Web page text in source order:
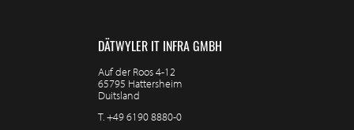
DÄTWYLER IT INFRA GMBH
Auf der Roos 4-12
65795 Hattersheim
Duitsland
T.+49 6190 8880-0